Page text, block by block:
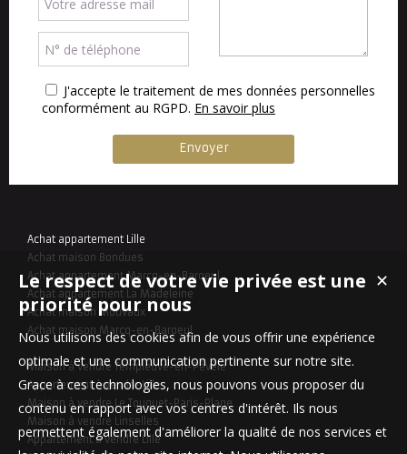
J'accepte le traitement de mes données personnelles
conformément au RGPD. En savoir plus
Achat appartement Lille
Achat maison Bondues
Achat appartement Marcq-en-Baroeul
Achat appartement La Madeleine
Achat maison Mouvaux
Achat maison Marcq-en-Baroeul
Maison à vendre Templeuve-en-Pévèle
Appartement à vendre Lille
Maison à vendre Le Touquet-Paris-Plage
Maison à vendre Linselles
Appartement à vendre Lille
✕
Le respect de votre vie privée est une
priorité pour nous
Nous utilisons des cookies afin de vous offrir une expérience
optimale et une communication pertinente sur notre site.
Grace à ces technologies, nous pouvons vous proposer du
contenu en rapport avec vos centres d'intérêt. Ils nous
permettent également d'améliorer la qualité de nos services et